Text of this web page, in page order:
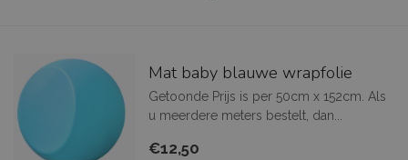
Mat baby blauwe wrapfolie
Getoonde Prijs is per 50cm x 152cm. Als
u meerdere meters bestelt, dan...
€12,50